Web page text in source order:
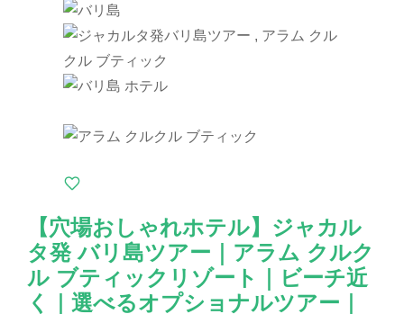
【穴場おしゃれホテル】ジャカル
タ発 バリ島ツアー｜アラム クルク
ル ブティックリゾート｜ビーチ近
く｜選べるオプショナルツアー｜